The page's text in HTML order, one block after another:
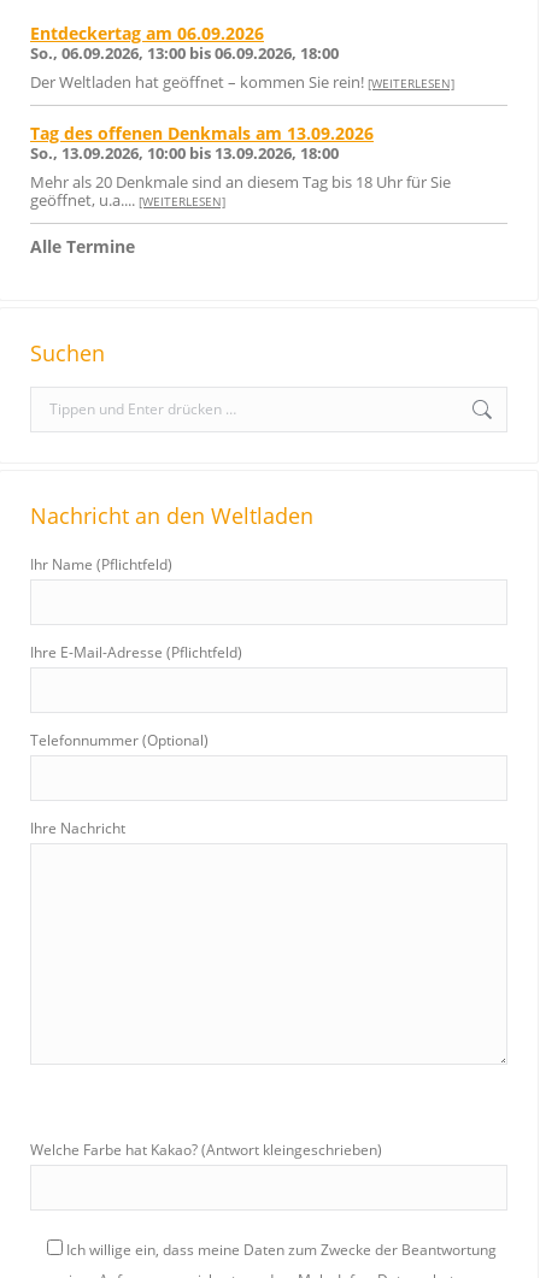
Entdeckertag am 06.09.2026
So., 06.09.2026, 13:00 bis 06.09.2026, 18:00
Der Weltladen hat geöffnet – kommen Sie rein! [WEITERLESEN]
Tag des offenen Denkmals am 13.09.2026
So., 13.09.2026, 10:00 bis 13.09.2026, 18:00
Mehr als 20 Denkmale sind an diesem Tag bis 18 Uhr für Sie
geöffnet, u.a.... [WEITERLESEN]
Alle Termine
Suchen
e
c
:
Nachricht an den Weltladen
Ihr Name (Pflichtfeld)
Ihre E-Mail-Adresse (Pflichtfeld)
Telefonnummer (Optional)
Ihre Nachricht
Welche Farbe hat Kakao? (Antwort kleingeschrieben)
Ich willige ein, dass meine Daten zum Zwecke der Beantwortung